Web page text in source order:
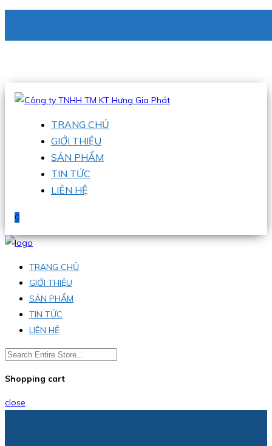
Hotline:0938 336 079
TRANG CHỦ
GIỚI THIỆU
SẢN PHẨM
TIN TỨC
LIÊN HỆ
0
TRANG CHỦ
GIỚI THIỆU
SẢN PHẨM
TIN TỨC
LIÊN HỆ
Shopping cart
close